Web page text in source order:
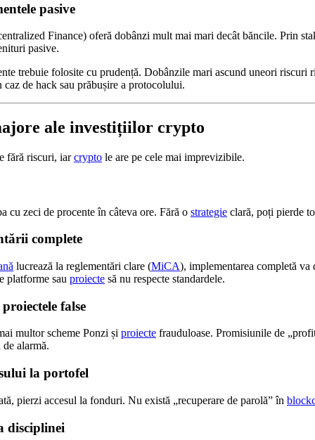
pasive
Finance) oferă dobânzi mult mai mari decât băncile. Prin
pasive.
trebuie folosite cu prudență. Dobânzile mari ascund uneori riscuri
de hack sau prăbușire a protocolului.
ale investițiilor crypto
fără riscuri, iarcrypto le are pe cele mai imprevizibile.
cu zeci de procente în câteva ore. Fără o strategie clară, poți pierde
complete
lucrează la reglementări clare (MiCA), implementarea completă va
platforme sau proiecte să nu respecte standardele.
false
multor scheme Ponzi și proiecte frauduloase. Promisiunile de
alarmă.
la portofel
pierzi accesul la fonduri. Nu există „recuperare de parolă” în
disciplinei